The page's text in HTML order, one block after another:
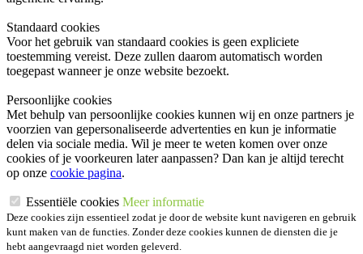
Standaard cookies
Voor het gebruik van standaard cookies is geen expliciete
toestemming vereist. Deze zullen daarom automatisch worden
toegepast wanneer je onze website bezoekt.
Persoonlijke cookies
Met behulp van persoonlijke cookies kunnen wij en onze partners je
voorzien van gepersonaliseerde advertenties en kun je informatie
delen via sociale media. Wil je meer te weten komen over onze
cookies of je voorkeuren later aanpassen? Dan kan je altijd terecht
op onze cookie pagina.
Essentiële cookies Meer informatie
Deze cookies zijn essentieel zodat je door de website kunt navigeren en gebruik
kunt maken van de functies. Zonder deze cookies kunnen de diensten die je
hebt aangevraagd niet worden geleverd.